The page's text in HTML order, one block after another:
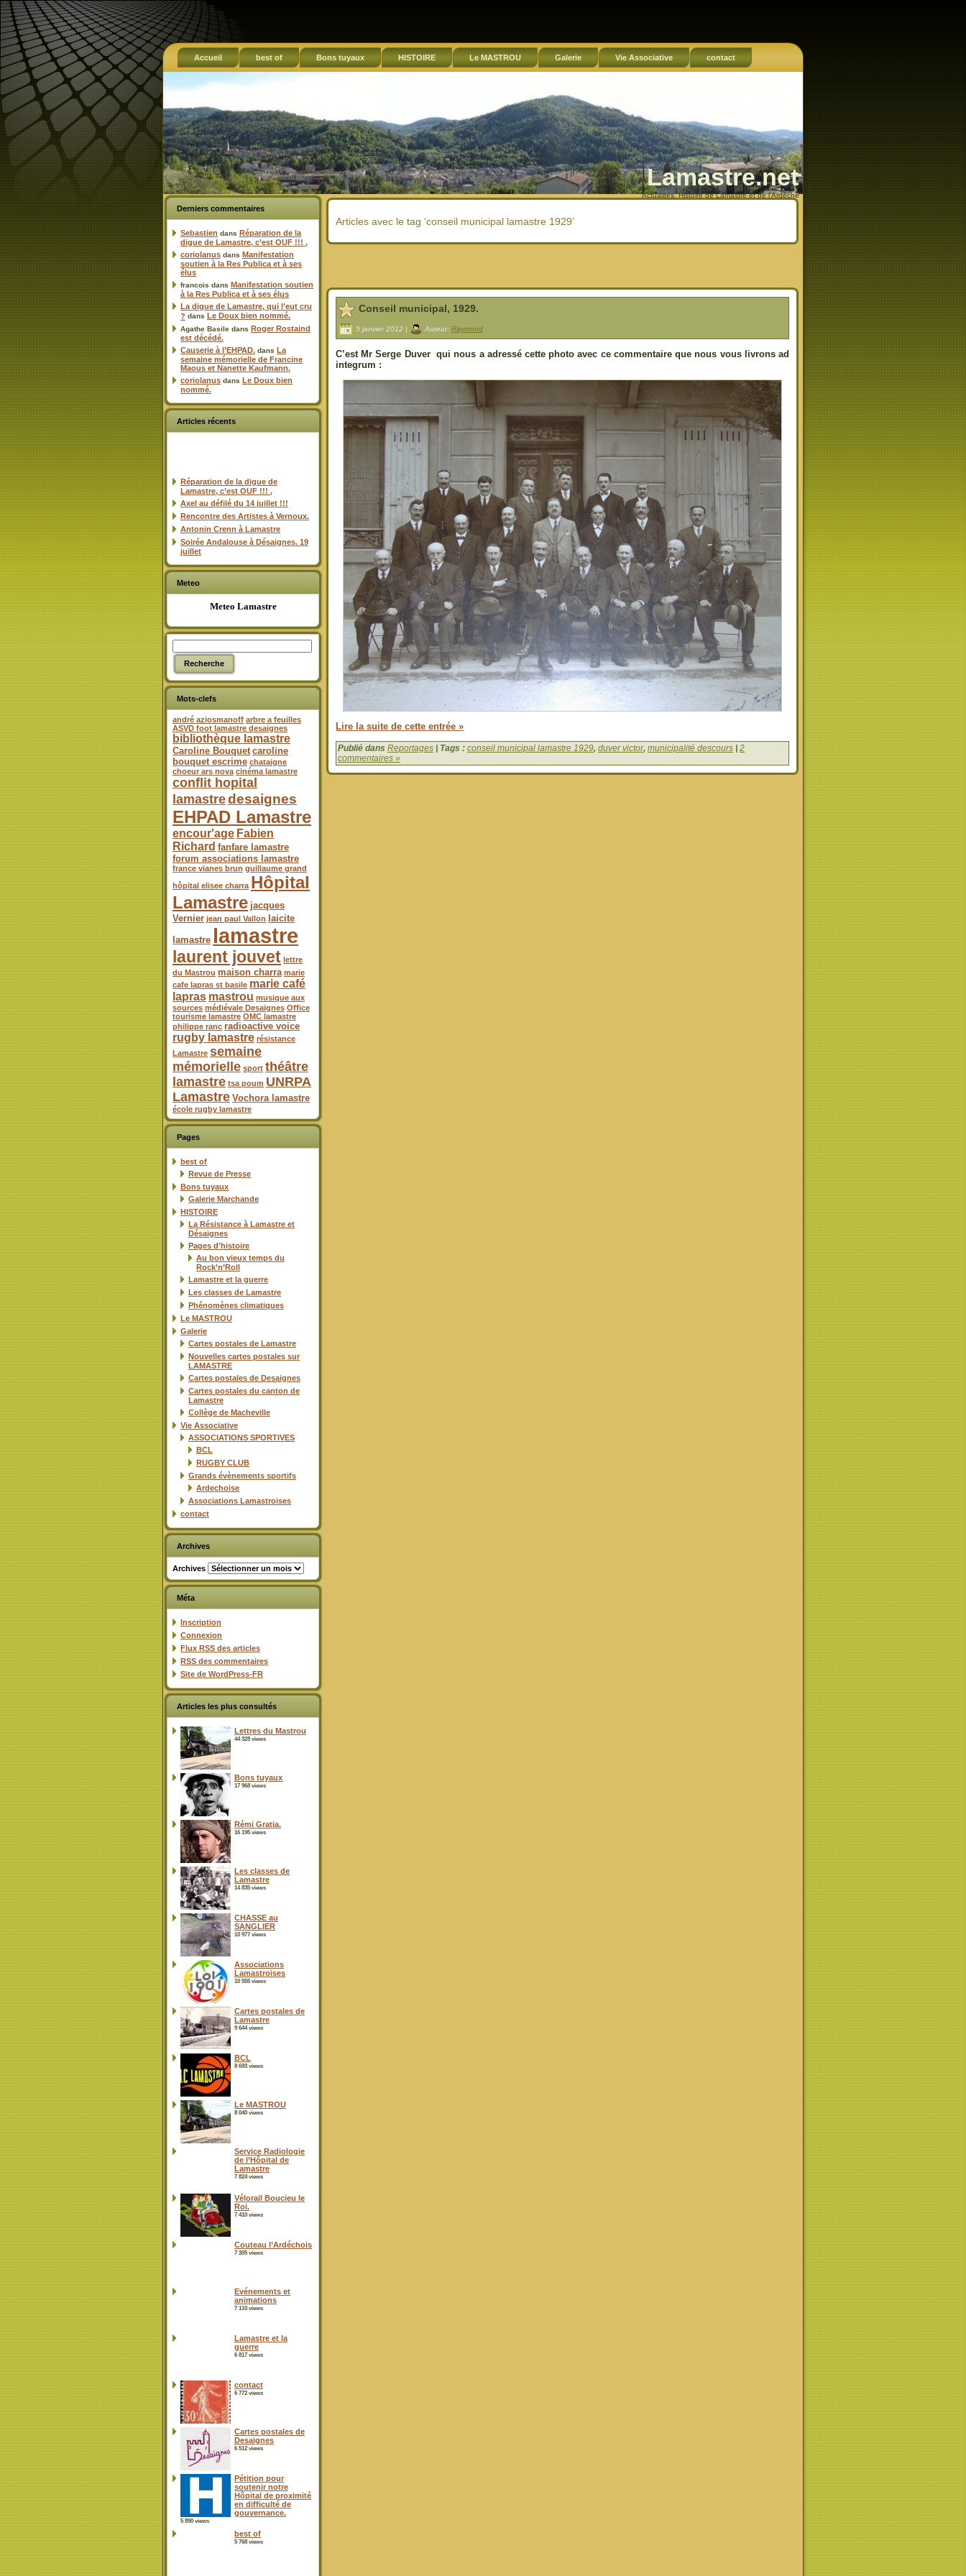
Accueil best of Bons tuyaux HISTOIRE Le MASTROU Galerie Vie Associative contact
Lamastre.net
Actualités, Histoire de Lamastre et de l'Ardèche
Derniers commentaires
Sebastien dans Réparation de la
digue de Lamastre, c’est OUF !!! ,
coriolanus dans Manifestation
soutien à la Res Publica et à ses
élus
francois dans Manifestation soutien
à la Res Publica et à ses élus
La digue de Lamastre, qui l’eut cru
? dans Le Doux bien nommé.
Agathe Basile dans Roger Rostaind
est décédé.
Causerie à l’EHPAD. dans La
semaine mémorielle de Francine
Maous et Nanette Kaufmann.
coriolanus dans Le Doux bien
nommé.
Articles récents
Réparation de la digue de
Lamastre, c’est OUF !!! ,
Axel au défilé du 14 juillet !!!
Rencontre des Artistes à Vernoux.
Antonin Crenn à Lamastre
Soirée Andalouse à Désaignes. 19
juillet
Meteo
Meteo Lamastre
Mots-clefs
andré aziosmanoff arbre a feuilles
ASVD foot lamastre desaignes
bibliothèque lamastre
Caroline Bouquet caroline
bouquet escrime chataigne
choeur ars nova cinéma lamastre
conflit hopital
lamastredesaignes
EHPAD Lamastre
encour'age Fabien
Richard fanfare lamastre
forum associations lamastre
france vianes brun guillaume grand
hôpital elisee charra Hôpital
Lamastre jacques
Vernier jean paul Vallon
laicite
lamastre lamastre
laurent jouvet lettre
du Mastrou maison charra marie
cafe lapras st basile marie café
lapras mastrou musique aux
sources médiévale Desaignes Office
tourisme lamastre OMC lamastre
philippe ranc radioactive voice
rugby lamastre résistance
Lamastre semaine
mémorielle sport théâtre
lamastre tsa poum UNRPA
Lamastre Vochora lamastre
école rugby lamastre
Pages
best of
Revue de Presse
Bons tuyaux
Galerie Marchande
HISTOIRE
La Résistance à Lamastre et
Désaignes
Pages d’histoire
Au bon vieux temps du
Rock’n’Roll
Lamastre et la guerre
Les classes de Lamastre
Phénomènes climatiques
Le MASTROU
Galerie
Cartes postales de Lamastre
Nouvelles cartes postales sur
LAMASTRE
Cartes postales de Desaignes
Cartes postales du canton de
Lamastre
Collège de Macheville
Vie Associative
ASSOCIATIONS SPORTIVES
BCL
RUGBY CLUB
Grands évènements sportifs
Ardechoise
Associations Lamastroises
contact
Archives
Archives
Méta
Inscription
Connexion
Flux RSS des articles
RSS des commentaires
Site de WordPress-FR
Articles les plus consultés
Lettres du Mastrou
44 328 views
Bons tuyaux
17 968 views
Rémi Gratia.
16 195 views
Les classes de
Lamastre
14 835 views
CHASSE au
SANGLIER
10 977 views
Associations
Lamastroises
10 555 views
Cartes postales de
Lamastre
9 644 views
BCL
8 693 views
Le MASTROU
8 040 views
Service Radiologie
de l’Hôpital de
Lamastre
7 824 views
Vélorail Boucieu le
Roi.
7 410 views
Couteau l’Ardéchois
7 305 views
Evénements et
animations
7 110 views
Lamastre et la
guerre
6 817 views
contact
6 772 views
Cartes postales de
Desaignes
6 512 views
Pétition pour
soutenir notre
Hôpital de proximité
en difficulté de
gouvernance.
5 890 views
best of
5 768 views
Articles avec le tag ‘conseil municipal lamastre 1929’
Conseil municipal, 1929.
5 janvier 2012 | Auteur: Raymond
C’est Mr Serge Duver qui nous a adressé cette photo avec ce commentaire que nous vous livrons ad
integrum :
Lire la suite de cette entrée »
Publié dans Reportages | Tags : conseil municipal lamastre 1929, duver victor, municipalité descours | 2
commentaires »